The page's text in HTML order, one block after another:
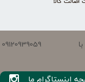
09120939059
اینستاگرام ما